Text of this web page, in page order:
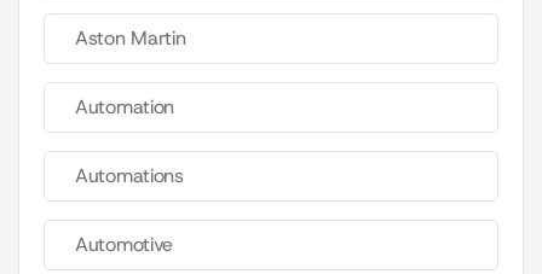
Aston Martin
Automation
Automations
Automotive